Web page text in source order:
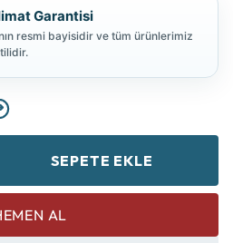
Garantisi
resmi bayisidir ve tüm ürünlerimiz
SEPETE EKLE
AL